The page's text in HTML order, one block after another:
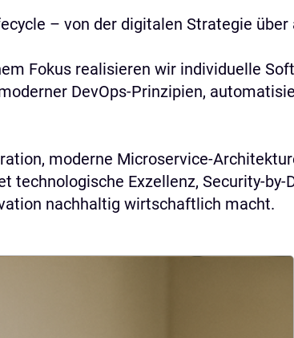
– von der digitalen Strategie
Fokus realisieren wir individuelle
DevOps-Prinzipien,
moderne Microservice-
technologische Exzellenz, Security-
nachhaltig wirtschaftlich macht.